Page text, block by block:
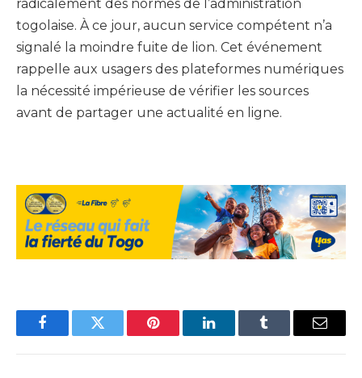
radicalement des normes de l’administration
togolaise. À ce jour, aucun service compétent n’a
signalé la moindre fuite de lion. Cet événement
rappelle aux usagers des plateformes numériques
la nécessité impérieuse de vérifier les sources
avant de partager une actualité en ligne.
FacebookTwitter Pinterest LinkedInTumblr Email